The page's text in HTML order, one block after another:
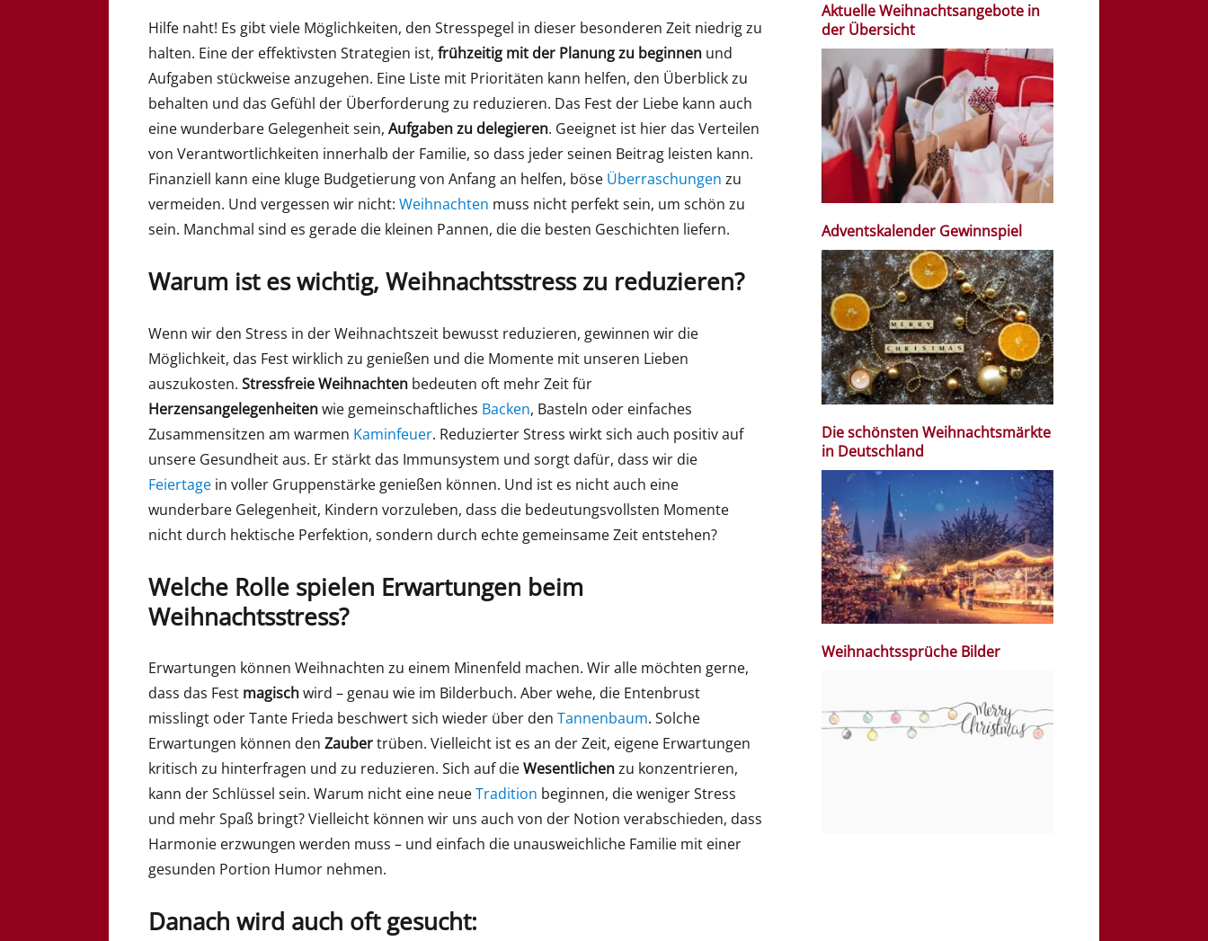
Hilfe naht! Es gibt viele Möglichkeiten, den Stresspegel in dieser besonderen Zeit niedrig zu
halten. Eine der effektivsten Strategien ist,frühzeitig mit der Planung zu beginnen und
Aufgaben stückweise anzugehen. Eine Liste mit Prioritäten kann helfen, den Überblick zu
behalten und das Gefühl der Überforderung zu reduzieren. Das Fest der Liebe kann auch
eine wunderbare Gelegenheit sein,Aufgaben zu delegieren. Geeignet ist hier das Verteilen
von Verantwortlichkeiten innerhalb der Familie, so dass jeder seinen Beitrag leisten kann.
Finanziell kann eine kluge Budgetierung von Anfang an helfen, böse Überraschungen zu
vermeiden. Und vergessen wir nicht:Weihnachten muss nicht perfekt sein, um schön zu
sein. Manchmal sind es gerade die kleinen Pannen, die die besten Geschichten liefern.
Warum ist es wichtig, Weihnachtsstress zu reduzieren?
Wenn wir den Stress in der Weihnachtszeit bewusst reduzieren, gewinnen wir die
Möglichkeit, das Fest wirklich zu genießen und die Momente mit unseren Lieben
auszukosten.Stressfreie Weihnachten bedeuten oft mehr Zeit für
Herzensangelegenheitenwie gemeinschaftliches Backen, Basteln oder einfaches
Zusammensitzen am warmen Kaminfeuer. Reduzierter Stress wirkt sich auch positiv auf
unsere Gesundheit aus. Er stärkt das Immunsystem und sorgt dafür, dass wir die
Feiertage in voller Gruppenstärke genießen können. Und ist es nicht auch eine
wunderbare Gelegenheit, Kindern vorzuleben, dass die bedeutungsvollsten Momente
nicht durch hektische Perfektion, sondern durch echte gemeinsame Zeit entstehen?
Welche Rolle spielen Erwartungen beim
Weihnachtsstress?
Erwartungen können Weihnachten zu einem Minenfeld machen. Wir alle möchten gerne,
dass das Fest magischwird – genau wie im Bilderbuch. Aber wehe, die Entenbrust
misslingt oder Tante Frieda beschwert sich wieder über denTannenbaum. Solche
Erwartungen können denZaubertrüben. Vielleicht ist es an der Zeit, eigene Erwartungen
kritisch zu hinterfragen und zu reduzieren. Sich auf dieWesentlichenzu konzentrieren,
kann der Schlüssel sein. Warum nicht eine neueTradition beginnen, die weniger Stress
und mehr Spaß bringt? Vielleicht können wir uns auch von der Notion verabschieden, dass
Harmonie erzwungen werden muss – und einfach die unausweichliche Familie mit einer
gesunden Portion Humor nehmen.
Danach wird auch oft gesucht:
Aktuelle Weihnachtsangebote in
der Übersicht
Adventskalender Gewinnspiel
Die schönsten Weihnachtsmärkte
in Deutschland
Weihnachtssprüche Bilder